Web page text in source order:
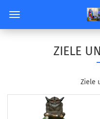
ZIELE
Ziele